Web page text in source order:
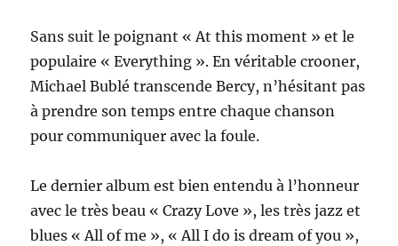
Sans suit le poignant « At this moment » et le
populaire « Everything ». En véritable crooner,
Michael Bublé transcende Bercy, n’hésitant pas
à prendre son temps entre chaque chanson
pour communiquer avec la foule.
Le dernier album est bien entendu à l’honneur
avec le très beau « Crazy Love », les très jazz et
blues « All of me », « All I do is dream of you »,